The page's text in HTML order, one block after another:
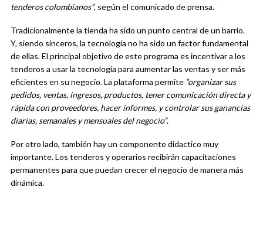
tenderos colombianos”, según el comunicado de prensa.
Tradicionalmente la tienda ha sido un punto central de un barrio.
Y, siendo sinceros, la tecnología no ha sido un factor fundamental
de ellas. El principal objetivo de este programa es incentivar a los
tenderos a usar la tecnología para aumentar las ventas y ser más
eficientes en su negocio. La plataforma permite “organizar sus
pedidos, ventas, ingresos, productos, tener comunicación directa y
rápida con proveedores, hacer informes, y controlar sus ganancias
diarias, semanales y mensuales del negocio”.
Por otro lado, también hay un componente didactico muy
importante. Los tenderos y operarios recibirán capacitaciones
permanentes para que puedan crecer el negocio de manera más
dinámica.